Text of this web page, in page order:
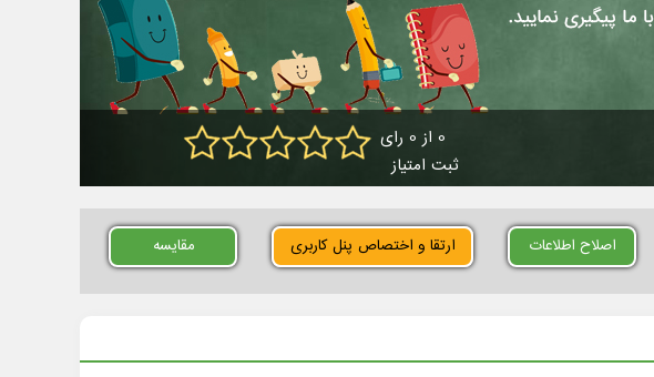
0 از 0 رای
ثبت امتیاز
اصلاح اطلاعات ارتقا و اختصاص پنل کاربری مقایسه